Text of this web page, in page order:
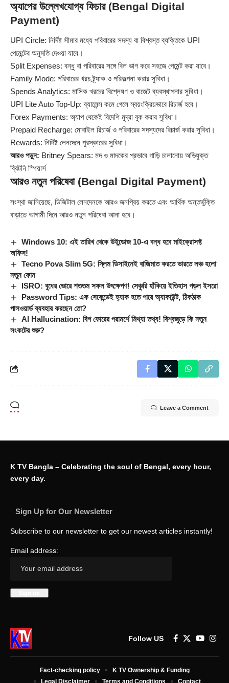
অ্যাপের উল্লেখযোগ্য ফিচার (Bengal Digital
Payment)
UPI Circle: নির্দিষ্ট সীমার মধ্যে পরিবারের সদস্য বা বিশ্বস্ত ব্যক্তিকে UPI
পেমেন্টের অনুমতি দেওয়া যাবে।
Split Expenses: বন্ধু বা পরিবারের সঙ্গে বিল ভাগ করে সহজে পেমেন্ট করা যাবে।
Family Mode: পরিবারের খরচ ট্র্যাক ও পরিকল্পনা করার সুবিধা।
Spends Analytics: মাসিক খরচের বিশ্লেষণ ও বাজেট ব্যবস্থাপনার সুবিধা।
UPI Lite Auto Top-Up: ব্যালেন্স কমে গেলে স্বয়ংক্রিয়ভাবে রিচার্জ হবে।
Forex Payments: অ্যাপ থেকেই বিদেশি মুদ্রা বুক করার সুবিধা।
Prepaid Recharge: মোবাইল রিচার্জ ও পরিবারের সদস্যদের রিচার্জ করার সুবিধা।
Rewards: নির্দিষ্ট লেনদেনে পুরস্কারের সুবিধা।
আরও পড়ুন: Britney Spears: মদ ও মাদকের প্রভাবে গাড়ি চালানোয় অভিযুক্ত
ব্রিটনি স্পিয়ার্স
আরও নতুন পরিষেবা (Bengal Digital Payment)
সংস্থা জানিয়েছে, ডিজিটাল লেনদেনকে আরও জনপ্রিয় করতে এবং আর্থিক অন্তর্ভুক্তি
বাড়াতে আগামী দিনে আরও নতুন পরিষেবা আনা হবে।
Windows 10: এই তারিখ থেকে উইন্ডোজ 10-এ বন্ধ হবে মাইক্রোসফ্ট
অফিস!
Tecno Pova Slim 5G: স্লিম ডিসাইনেই বাজিমাত করতে ভারতে লঞ্চ হলো
নতুন ফোন
ISRO: বুধের ভোরে শততম সফল উৎক্ষেপণ! সেঞ্চুরি হাঁকিয়ে ইতিহাস গড়ল ইসরো
Password Tips: এক সেকেন্ডেই হ্যাক হতে পারে অ্যাকাউন্ট, ঠিকঠাক
পাসওয়ার্ড ব্যবহার করছেন তো?
AI Hallucination: বিগ ফোরের পরামর্শে মিথ্যা তথ্য! বিশ্বজুড়ে কি নতুন
সংকটের শুরু?
Leave a Comment
K TV Bangla – Celebrating the soul of Bengal, every hour,
every day.
Sign Up for Our Newsletter
Subscribe to our newsletter to get our newest articles instantly!
Email address:
Follow US
Fact-checking policy
K TV Ownership & Funding
Legal Disclaimer
Terms and Conditions Contact